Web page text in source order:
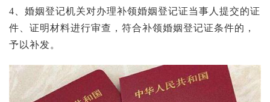
4、婚姻登记机关对办理补领婚姻登记证当事人提交的证
件、证明材料进行审查，符合补领婚姻登记证条件的，
予以补发。